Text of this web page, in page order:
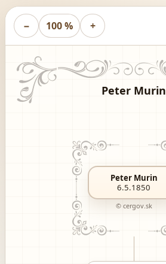
− 100 % +
Peter Murin
Peter Murin
6.5.1850
© cergov.sk